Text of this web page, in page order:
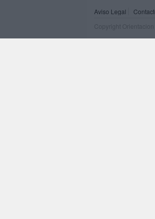
Aviso Legal